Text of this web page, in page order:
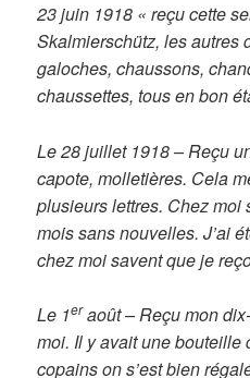
23 juin 1918 « reçu cette
Skalmierschütz, les autres
galoches, chaussons,
chaussettes, tous en bon
Le 28 juillet 1918 – Reçu
capote, molletières. Cela
plusieurs lettres. Chez moi
mois sans nouvelles. J’ai
chez moi savent que je
Le 1eraoût – Reçu mon
moi. Il y avait une bouteille
copains on s’est bien